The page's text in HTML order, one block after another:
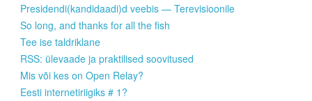
Presidendi(kandidaadi)d veebis — Terevisioonile
So long, and thanks for all the fish
Tee ise taldriklane
RSS: ülevaade ja praktilised soovitused
Mis või kes on Open Relay?
Eesti internetiriigiks # 1?